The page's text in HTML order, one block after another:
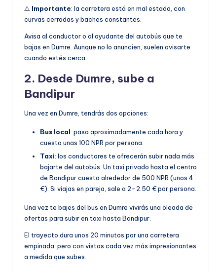
⚠️ Importante: la carretera está en mal estado, con
curvas cerradas y baches constantes.
Avisa al conductor o al ayudante del autobús que te
bajas en Dumre. Aunque no lo anuncien, suelen avisarte
cuando estés cerca.
2. Desde Dumre, sube a
Bandipur
Una vez en Dumre, tendrás dos opciones:
Bus local: pasa aproximadamente cada hora y
cuesta unas 100 NPR por persona.
Taxi: los conductores te ofrecerán subir nada más
bajarte del autobús. Un taxi privado hasta el centro
de Bandipur cuesta alrededor de 500 NPR (unos 4
€). Si viajas en pareja, sale a 2–2.50 € por persona.
Una vez te bajes del bus en Dumre vivirás una oleada de
ofertas para subir en taxi hasta Bandipur.
El trayecto dura unos 20 minutos por una carretera
empinada, pero con vistas cada vez más impresionantes
a medida que subes.